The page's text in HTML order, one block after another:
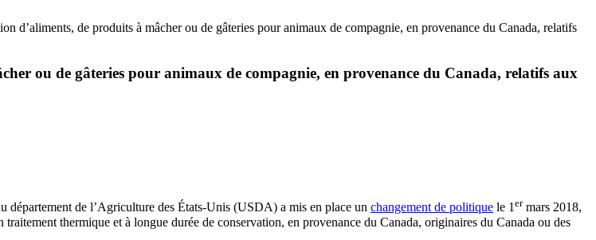
d’aliments, de produits à mâcher ou de gâteries pour animaux de compagnie, en provenance du Canada, relatifs
ou de gâteries pour animaux de compagnie, en provenance du Canada, relatifs aux
de l’Agriculture des États-Unis (USDA) a mis en place un changement de politique le 1ermars 2018,
thermique et à longue durée de conservation, en provenance du Canada, originaires du Canada ou des